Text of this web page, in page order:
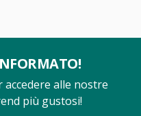
alle nostre
più gustosi!